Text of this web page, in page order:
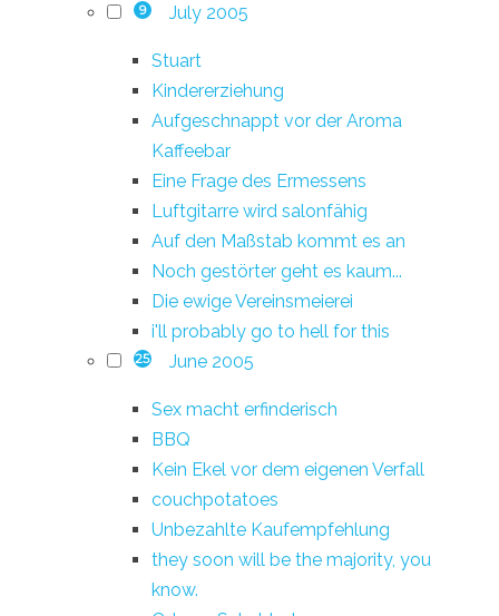
9 July 2005
Stuart
Kindererziehung
Aufgeschnappt vor der Aroma
Kaffeebar
Eine Frage des Ermessens
Luftgitarre wird salonfähig
Auf den Maßstab kommt es an
Noch gestörter geht es kaum...
Die ewige Vereinsmeierei
i'll probably go to hell for this
25 June 2005
Sex macht erfinderisch
BBQ
Kein Ekel vor dem eigenen Verfall
couchpotatoes
Unbezahlte Kaufempfehlung
they soon will be the majority, you
know.